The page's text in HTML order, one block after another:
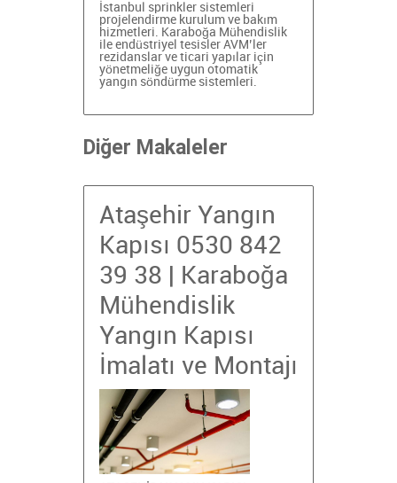
İstanbul sprinkler sistemleri
projelendirme kurulum ve bakım
hizmetleri. Karaboğa Mühendislik
ile endüstriyel tesisler AVM’ler
rezidanslar ve ticari yapılar için
yönetmeliğe uygun otomatik
yangın söndürme sistemleri.
Diğer Makaleler
Ataşehir Yangın
Kapısı 0530 842
39 38 | Karaboğa
Mühendislik
Yangın Kapısı
İmalatı ve Montajı